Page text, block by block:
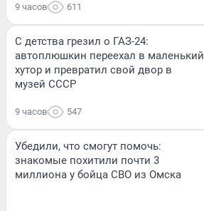
9 часов 611
С детства грезил о ГАЗ-24:
автоплюшкин переехал в маленький
хутор и превратил свой двор в
музей СССР
9 часов 547
Убедили, что смогут помочь:
знакомые похитили почти 3
миллиона у бойца СВО из Омска